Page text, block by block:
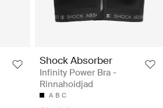
Shock Absorber
Infinity Power Bra -
Rinnahoidjad
A B C